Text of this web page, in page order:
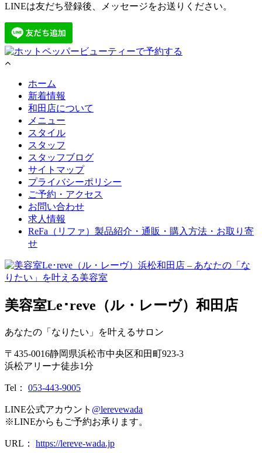
LINEは友だち登録後、メッセージをお送りください。
ホーム
新着情報
和田店について
メニュー
スタイル
スタッフ
スタッフブログ
サイトマップ
プライバシーポリシー
ご予約・アクセス
お問い合わせ
求人情報
ReFa（リファ）製品紹介・通販・購入方法・お取り寄
せ
美容室Le･reve（ル・レーヴ）和田店
あなたの「なりたい」を叶えるサロン
〒 435-0016静岡県浜松市中央区和田町923-3
浜松アリーナ徒歩1分
Tel： 053-443-9005
LINE公式アカウント @lerevewada
※LINEからもご予約お承ります。
URL： https://lereve-wada.jp